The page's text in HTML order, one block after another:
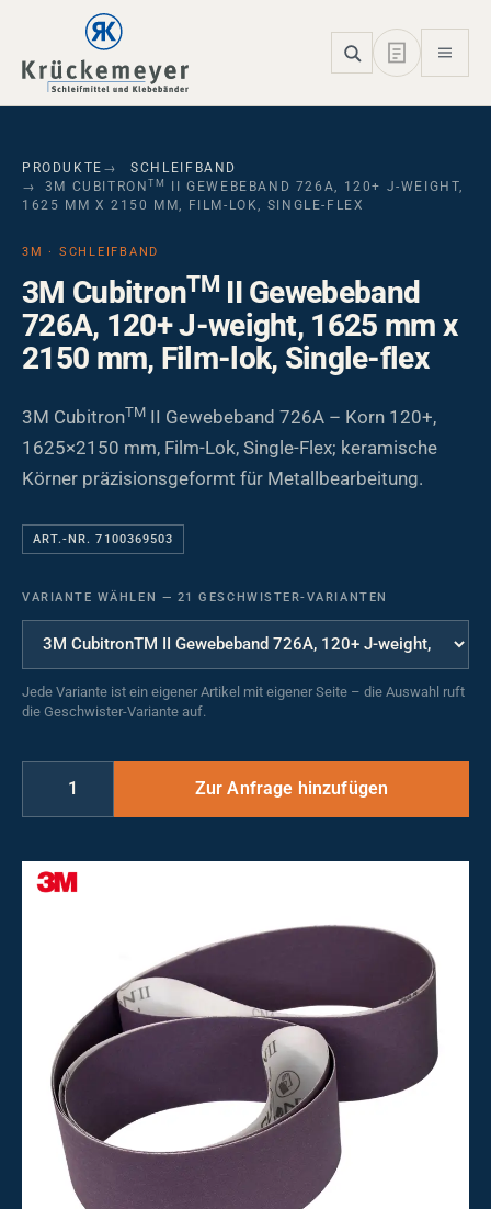
Skip to main navigation
Skip to main content
Skip to page footer
PRODUKTE
SCHLEIFBAND
3M CUBITRON TM
II GEWEBEBAND 726A, 120+ J-WEIGHT,
1625 MM X 2150 MM, FILM-LOK, SINGLE-FLEX
3M · SCHLEIFBAND
3M CubitronTMII Gewebeband
726A, 120+ J-weight, 1625 mm x
2150 mm, Film-lok, Single-flex
3M CubitronTM II Gewebeband 726A – Korn 120+,
1625×2150 mm, Film-Lok, Single-Flex; keramische
Körner präzisionsgeformt für Metallbearbeitung.
ART.-NR. 7100369503
VARIANTE WÄHLEN — 21 GESCHWISTER-VARIANTEN
Jede Variante ist ein eigener Artikel mit eigener Seite – die Auswahl ruft
die Geschwister-Variante auf.